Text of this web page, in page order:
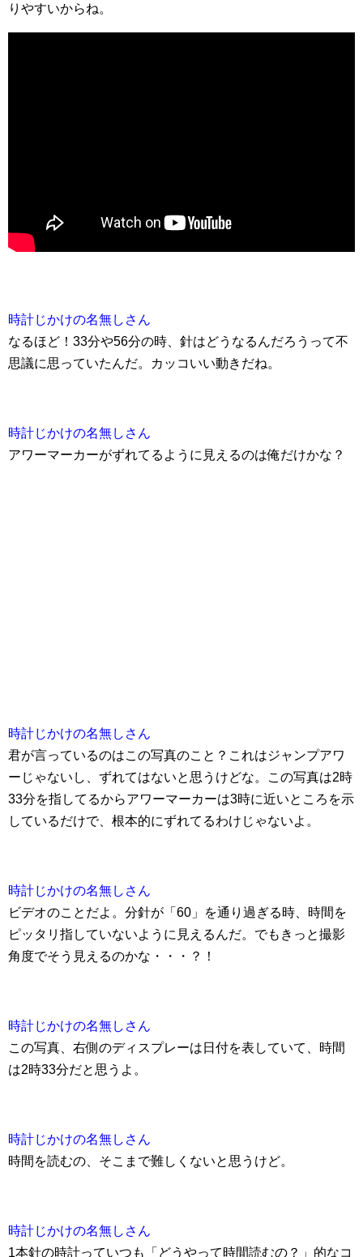
りやすいからね。
時計じかけの名無しさん
なるほど！33分や56分の時、針はどうなるんだろうって不
思議に思っていたんだ。カッコいい動きだね。
時計じかけの名無しさん
アワーマーカーがずれてるように見えるのは俺だけかな？
時計じかけの名無しさん
君が言っているのはこの写真のこと？これはジャンプアワ
ーじゃないし、ずれてはないと思うけどな。この写真は2時
33分を指してるからアワーマーカーは3時に近いところを示
しているだけで、根本的にずれてるわけじゃないよ。
時計じかけの名無しさん
ビデオのことだよ。分針が「60」を通り過ぎる時、時間を
ピッタリ指していないように見えるんだ。でもきっと撮影
角度でそう見えるのかな・・・？！
時計じかけの名無しさん
この写真、右側のディスプレーは日付を表していて、時間
は2時33分だと思うよ。
時計じかけの名無しさん
時間を読むの、そこまで難しくないと思うけど。
時計じかけの名無しさん
1本針の時計っていつも「どうやって時間読むの？」的なコ